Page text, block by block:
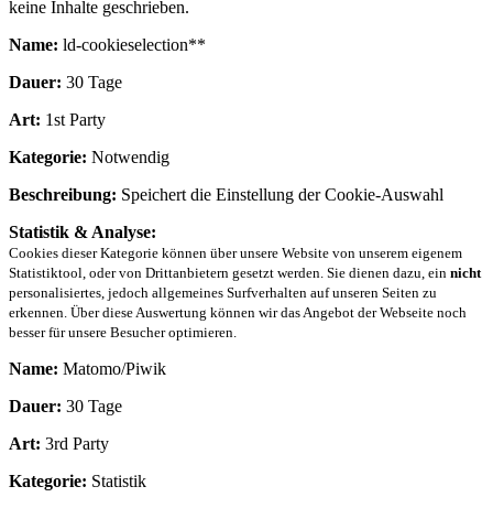
keine Inhalte geschrieben.
Name: ld-cookieselection**
Dauer: 30 Tage
Art: 1st Party
Kategorie: Notwendig
Beschreibung: Speichert die Einstellung der Cookie-Auswahl
Statistik & Analyse:
Cookies dieser Kategorie können über unsere Website von unserem eigenem
Statistiktool, oder von Drittanbietern gesetzt werden. Sie dienen dazu, ein nicht
personalisiertes, jedoch allgemeines Surfverhalten auf unseren Seiten zu
erkennen. Über diese Auswertung können wir das Angebot der Webseite noch
besser für unsere Besucher optimieren.
Name: Matomo/Piwik
Dauer: 30 Tage
Art: 3rd Party
Kategorie: Statistik